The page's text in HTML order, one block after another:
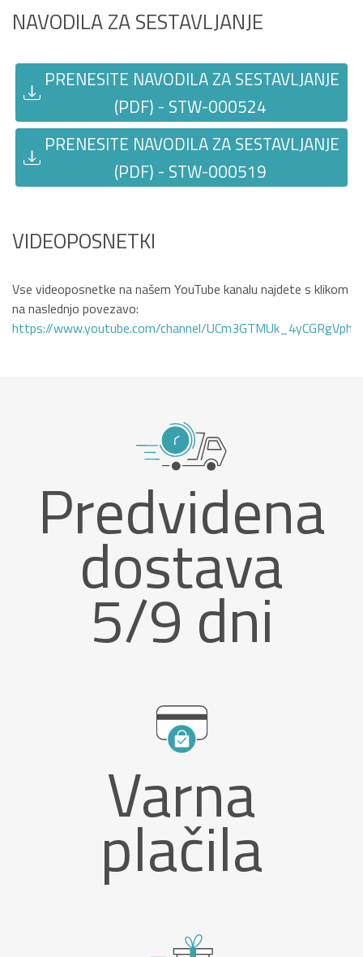
NAVODILA ZA SESTAVLJANJE
PRENESITE NAVODILA ZA SESTAVLJANJE
(PDF) - STW-000524
PRENESITE NAVODILA ZA SESTAVLJANJE
(PDF) - STW-000519
VIDEOPOSNETKI
Vse videoposnetke na našem YouTube kanalu najdete s klikom
na naslednjo povezavo:
https://www.youtube.com/channel/
Predvidena
dostava
5/9 dni
Varna
plačila